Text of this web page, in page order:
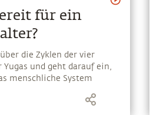
für ein
die Zyklen der vier
und geht darauf ein,
menschliche System
ist